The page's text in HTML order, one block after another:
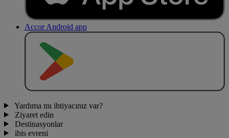
Accor Android app
Yardıma mı ihtiyacınız var?
Ziyaret edin
Destinasyonlar
ibis evreni